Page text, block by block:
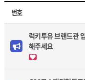
번호
럭키투유 브랜드관
해주세요